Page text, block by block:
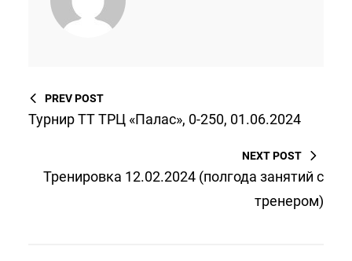
PREV POST
Турнир ТТ ТРЦ «Палас», 0-250, 01.06.2024
NEXT POST
Тренировка 12.02.2024 (полгода занятий с
тренером)